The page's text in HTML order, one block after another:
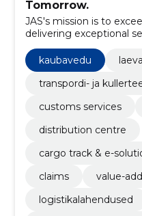
Tomorrow.
JAS's mission is to
delivering exceptional
achieve this by
encourages employee
competition and
in their global logistics
kaubavedu
transpordi- ja
customs services
distribution centre
cargo track & e-
claims
value-
logistikalahendused